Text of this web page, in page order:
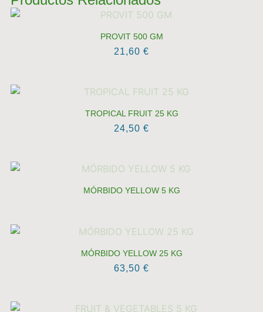
PROVIT 500 GM
21,60 €
TROPICAL FRUIT 25 KG
24,50 €
MÓRBIDO YELLOW 5 KG
MÓRBIDO YELLOW 25 KG
63,50 €